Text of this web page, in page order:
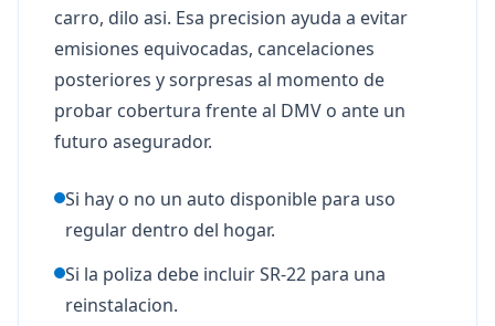
carro, dilo asi. Esa precision ayuda a evitar
emisiones equivocadas, cancelaciones
posteriores y sorpresas al momento de
probar cobertura frente al DMV o ante un
futuro asegurador.
Si hay o no un auto disponible para uso
regular dentro del hogar.
Si la poliza debe incluir SR-22 para una
reinstalacion.